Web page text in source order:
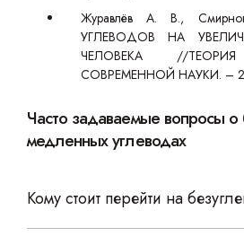
Журавлёв А. В.,
УГЛЕВОДОВ НА
ЧЕЛОВЕКА //
СОВРЕМЕННОЙ НАУКИ. –
Часто задаваемые вопросы о
медленных углеводах
Кому стоит перейти на